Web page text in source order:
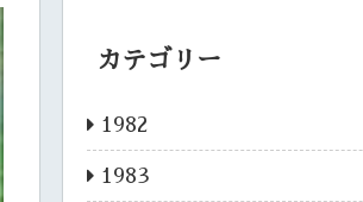
カテゴリー
1982
1983